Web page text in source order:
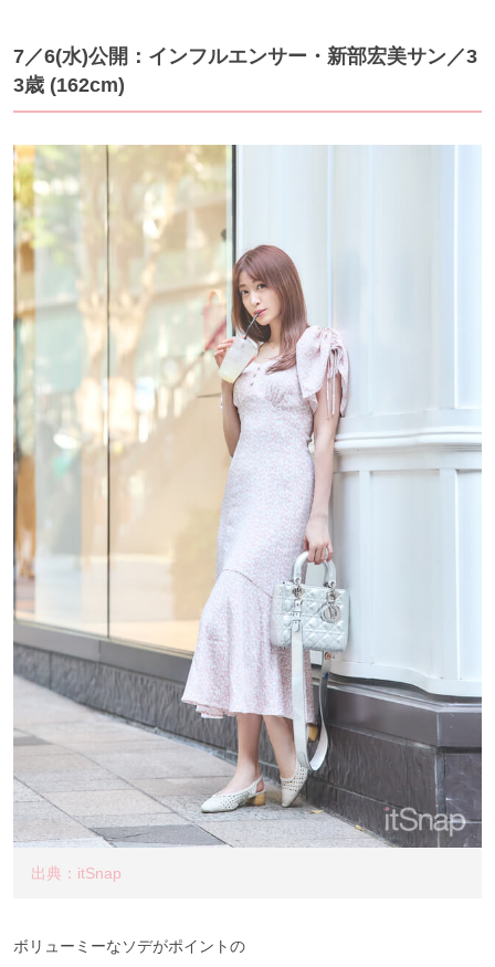
7／6(水)公開：インフルエンサー・新部宏美サン／3
3歳 (162cm)
出典：itSnap
ボリューミーなソデがポイントの